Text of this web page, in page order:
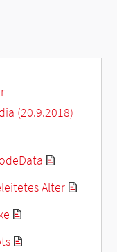
(20.9.2018)
Alter